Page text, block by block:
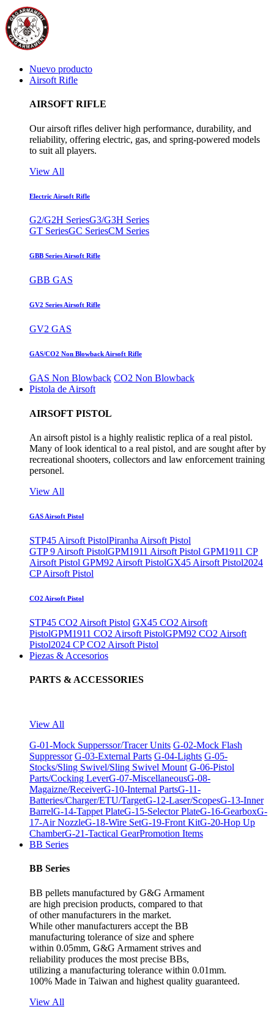
Nuevo producto
Airsoft Rifle
AIRSOFT RIFLE
Our airsoft rifles deliver high performance, durability, and
reliability, offering electric, gas, and spring-powered models
to suit all players.
View All
Electric Airsoft Rifle
G2/G2H SeriesG3/G3H Series
GT SeriesGC SeriesCM Series
GBB Series Airsoft Rifle
GBB GAS
GV2 Series Airsoft Rifle
GV2 GAS
GAS/CO2 Non Blowback Airsoft Rifle
GAS Non Blowback CO2 Non Blowback
Pistola de Airsoft
AIRSOFT PISTOL
An airsoft pistol is a highly realistic replica of a real pistol.
Many of look identical to a real pistol, and are sought after by
recreational shooters, collectors and law enforcement training
personel.
View All
GAS Airsoft Pistol
STP45 Airsoft PistolPiranha Airsoft Pistol
GTP 9 Airsoft PistolGPM1911 Airsoft Pistol GPM1911 CP
Airsoft Pistol GPM92 Airsoft PistolGX45 Airsoft Pistol2024
CP Airsoft Pistol
CO2 Airsoft Pistol
STP45 CO2 Airsoft Pistol GX45 CO2 Airsoft
PistolGPM1911 CO2 Airsoft PistolGPM92 CO2 Airsoft
Pistol2024 CP CO2 Airsoft Pistol
Piezas & Accesorios
PARTS & ACCESSORIES
View All
G-01-Mock Supperssor/Tracer Units G-02-Mock Flash
Suppressor G-03-External Parts G-04-Lights G-05-
Stocks/Sling Swivel/Sling Swivel Mount G-06-Pistol
Parts/Cocking LeverG-07-MiscellaneousG-08-
Magaizne/ReceiverG-10-Internal PartsG-11-
Batteries/Charger/ETU/TargetG-12-Laser/ScopesG-13-Inner
BarrelG-14-Tappet PlateG-15-Selector PlateG-16-GearboxG-
17-Air NozzleG-18-Wire SetG-19-Front KitG-20-Hop Up
ChamberG-21-Tactical GearPromotion Items
BB Series
BB Series
BB pellets manufactured by G&G Armament
are high precision products, compared to that
of other manufacturers in the market.
While other manufacturers accept the BB
manufacturing tolerance of size and sphere
within 0.05mm, G&G Armament strives and
reliability produces the most precise BBs,
utilizing a manufacturing tolerance within 0.01mm.
100% Made in Taiwan and highest quality guaranteed.
View All